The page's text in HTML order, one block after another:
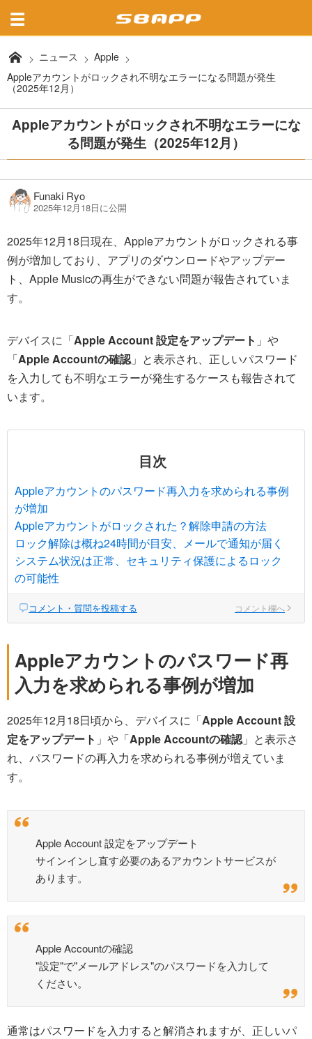
ニュース
Apple
Appleアカウントがロックされ不明なエラーになる問題が発生
（2025年12月）
Appleアカウントがロックされ不明なエラーにな
る問題が発生（2025年12月）
Funaki Ryo
2025年12月18日に公開
2025年12月18日現在、Appleアカウントがロックされる事
例が増加しており、アプリのダウンロードやアップデー
ト、Apple Musicの再生ができない問題が報告されていま
す。
デバイスに「Apple Account 設定をアップデート 」や
「Apple Accountの確認」と表示され、正しいパスワード
を入力しても不明なエラーが発生するケースも報告されて
います。
目次
Appleアカウントのパスワード再入力を求められる事例
が増加
Appleアカウントがロックされた？解除申請の方法
ロック解除は概ね24時間が目安、メールで通知が届く
システム状況は正常、セキュリティ保護によるロック
の可能性
コメント・質問を投稿する コメント欄へ
Appleアカウントのパスワード再
入力を求められる事例が増加
2025年12月18日頃から、デバイスに「Apple Account 設
定をアップデート 」や「Apple Accountの確認」と表示さ
れ、パスワードの再入力を求められる事例が増えていま
す。
Apple Account 設定をアップデート
サインインし直す必要のあるアカウントサービスが
あります。
Apple Accountの確認
"設定"で"メールアドレス"のパスワードを入力して
ください。
通常はパスワードを入力すると解消されますが、正しいパ